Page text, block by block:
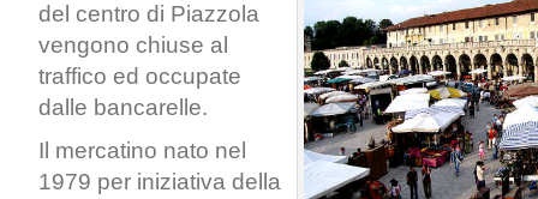
del centro di Piazzola
vengono chiuse al
traffico ed occupate
dalle bancarelle.
Il mercatino nato nel
1979 per iniziativa della